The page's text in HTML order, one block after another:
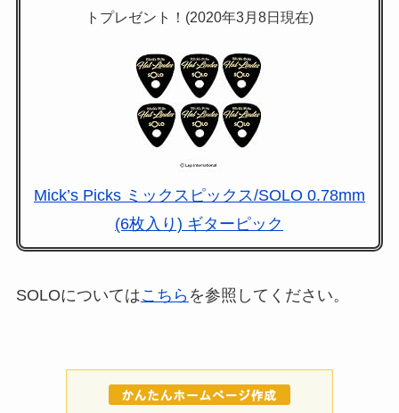
トプレゼント！(2020年3月8日現在)
Mick’s Picks ミックスピックス/SOLO 0.78mm
(6枚入り) ギターピック
SOLOについてはこちら を参照してください。